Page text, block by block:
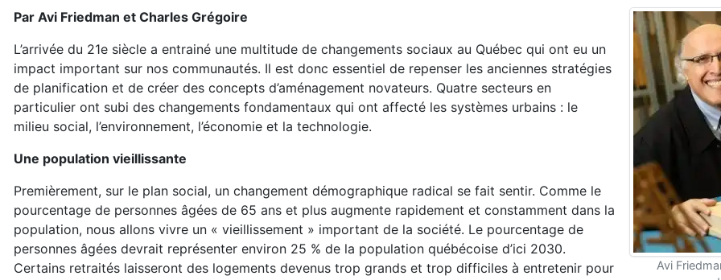
Les secteurs résidentiels : nouvelle époque, nouveaux défis, nouvelles idées
Avi
Par Avi Friedman et Charles Grégoire
L’arrivée du 21e siècle a entrainé une multitude de changements sociaux au Québec qui ont eu un
impact important sur nos communautés. Il est donc essentiel de repenser les anciennes stratégies
de planification et de créer des concepts d’aménagement novateurs. Quatre secteurs en
particulier ont subi des changements fondamentaux qui ont affecté les systèmes urbains : le
milieu social, l’environnement, l’économie et la technologie.
Une population vieillissante
Premièrement, sur le plan social, un changement démographique radical se fait sentir. Comme le
pourcentage de personnes âgées de 65 ans et plus augmente rapidement et constamment dans la
population, nous allons vivre un « vieillissement » important de la société. Le pourcentage de
personnes âgées devrait représenter environ 25 % de la population québécoise d’ici 2030.
Certains retraités laisseront des logements devenus trop grands et trop difficiles à entretenir pour